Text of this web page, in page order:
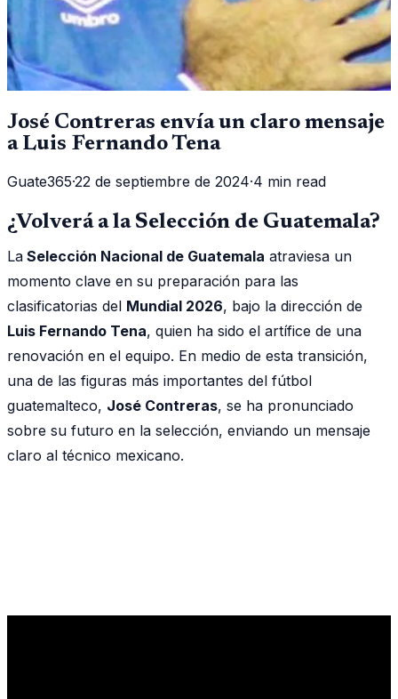
José Contreras envía un claro mensaje
a Luis Fernando Tena
Guate365·22 de septiembre de 2024·4 min read
¿Volverá a la Selección de Guatemala?
La Selección Nacional de Guatemala atraviesa un
momento clave en su preparación para las
clasificatorias del Mundial 2026, bajo la dirección de
Luis Fernando Tena, quien ha sido el artífice de una
renovación en el equipo. En medio de esta transición,
una de las figuras más importantes del fútbol
guatemalteco, José Contreras, se ha pronunciado
sobre su futuro en la selección, enviando un mensaje
claro al técnico mexicano.